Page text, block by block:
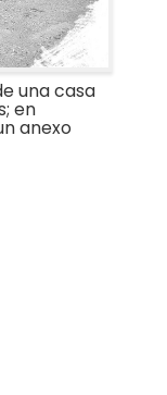
una casa
en
anexo